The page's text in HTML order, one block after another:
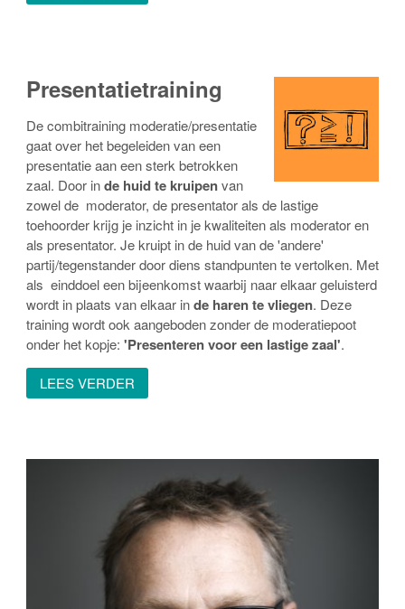
Presentatietraining
De combitraining moderatie/presentatie
gaat over het begeleiden van een
presentatie aan een sterk betrokken
zaal. Door inde huid te kruipenvan
zowel de moderator, de presentator als de lastige
toehoorder krijg je inzicht in je kwaliteiten als moderator en
als presentator. Je kruipt in de huid van de 'andere'
partij/tegenstander door diens standpunten te vertolken. Met
als einddoel een bijeenkomst waarbij naar elkaar geluisterd
wordt in plaats van elkaar inde haren te vliegen. Deze
training wordt ook aangeboden zonder de moderatiepoot
onder het kopje: 'Presenteren voor een lastige zaal'.
LEES VERDER